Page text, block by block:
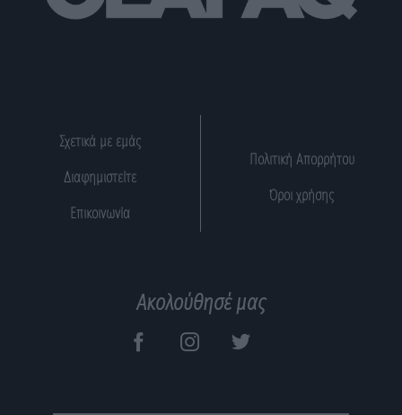
Σχετικά με εμάς
Διαφημιστείτε
Επικοινωνία
Πολιτική Απορρήτου
Όροι χρήσης
Ακολούθησέ μας